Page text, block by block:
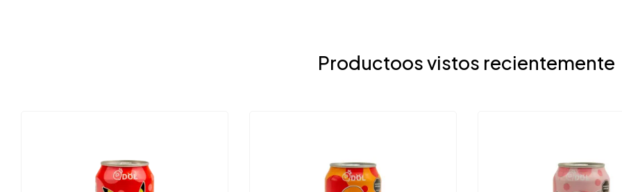
Productoos vistos recientemente